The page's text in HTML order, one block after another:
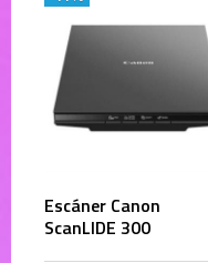
Escáner Canon
ScanLIDE 300